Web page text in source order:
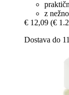
z
€ 12,09 (€
Dostava do